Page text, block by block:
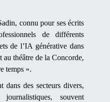
connu pour ses écrits
de différents
de l’IA générative dans
théâtre de la Concorde,
temps ».
dans des secteurs divers,
souvent